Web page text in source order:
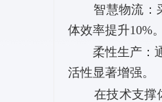
智慧物流：采
体效率提升10%。
柔性生产：通
活性显著增强。
在技术支撑体